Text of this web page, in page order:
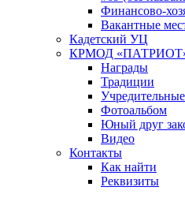
Финансово-
Вакантные
Кадетский УЦ
КРМОД
Награды
Традиции
Фотоальбом
Юный друг
Видео
Контакты
Как найти
Реквизиты